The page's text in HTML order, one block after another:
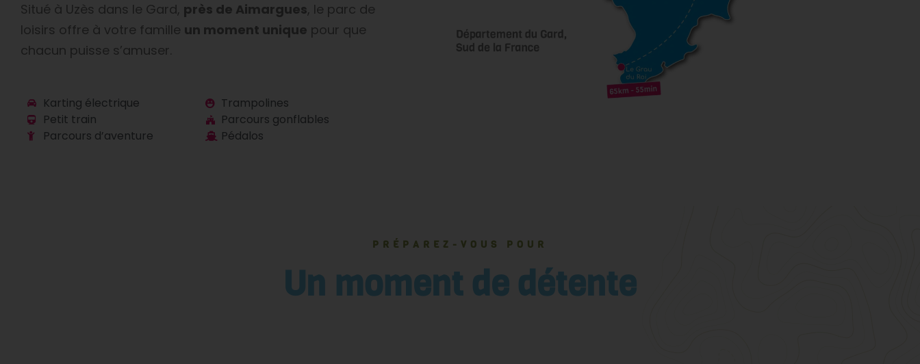
Situé à Uzès dans le Gard, près de Aimargues, le parc de
loisirs offre à votre famille un moment unique pour que
chacun puisse s’amuser.
Karting électrique
Petit train
Parcours d’aventure
Trampolines
Parcours gonflables
Pédalos
PRÉPAREZ-VOUS POUR
Un moment de détente